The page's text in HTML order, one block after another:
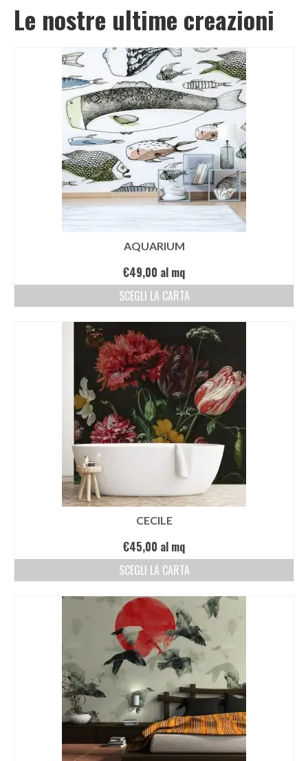
Le nostre ultime creazioni
AQUARIUM
€49,00 al mq
SCEGLI LA CARTA
CECILE
€45,00 al mq
SCEGLI LA CARTA